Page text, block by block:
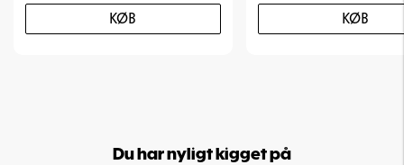
KØB KØB
Du har nyligt kigget på